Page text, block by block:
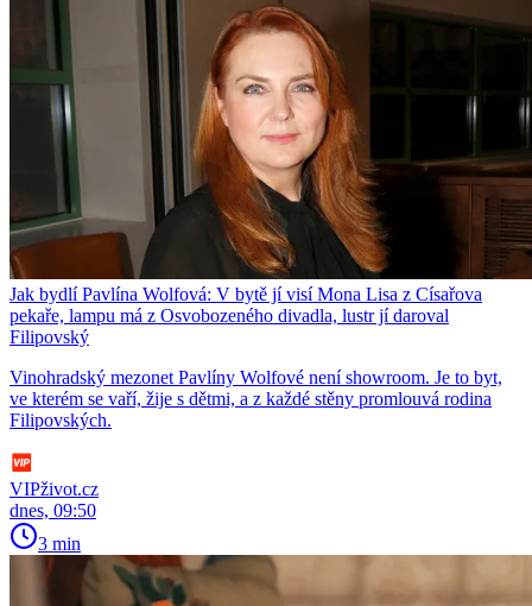
Jak bydlí Pavlína Wolfová: V bytě jí visí Mona Lisa z Císařova
pekaře, lampu má z Osvobozeného divadla, lustr jí daroval
Filipovský
Vinohradský mezonet Pavlíny Wolfové není showroom. Je to byt,
ve kterém se vaří, žije s dětmi, a z každé stěny promlouvá rodina
Filipovských.
VIPživot.cz
dnes, 09:50
3 min